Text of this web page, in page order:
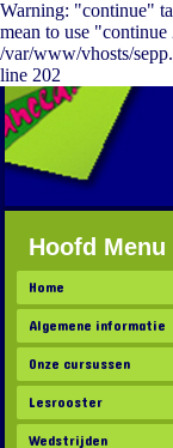
Warning: "continue"
mean to use "continue
/var/www/vhosts/
line 202
Hoofd Menu
Home
Algemene informatie
Onze cursussen
Lesrooster
Wedstrijden